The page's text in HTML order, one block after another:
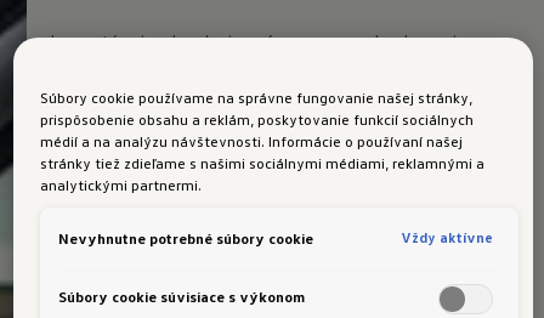
Importér si vyhradzuje právo zmeny obsahu a cien.
maloobchodné ceny/zľavy v € s DPH a majú len
informatívny a nezáväzný charakter. Ceny skladových
vozidiel sa môžu líšiť v závislosti od doplnkového
vybavenia. Podrobnosti o ponuke modelov, ich
dodacích podmienkach a uvedených doplnkových
Volkswagen. Zobrazené modely sú len ilustračné a
Súbory cookie používame na správne fungovanie našej stránky,
prispôsobenie obsahu a reklám, poskytovanie funkcií sociálnych
médií a na analýzu návštevnosti. Informácie o používaní našej
stránky tiež zdieľame s našimi sociálnymi médiami, reklamnými a
analytickými partnermi.
Nevyhnutne potrebné súbory cookie Vždy aktívne
Súbory cookie súvisiace s výkonom